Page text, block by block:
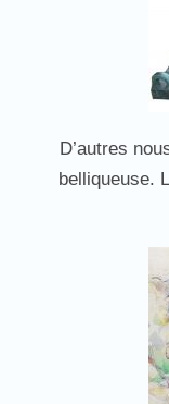
D’autres
belliqueuse.